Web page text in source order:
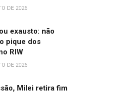
DE 2026
exausto: não
pique dos
RIW
DE 2026
Milei retira fim